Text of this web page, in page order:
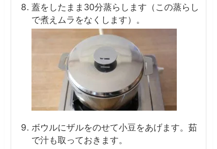
蓋をしたまま30分蒸らします（この蒸らし
で煮えムラをなくします）。
ボウルにザルをのせて小豆をあげます。茹
で汁も取っておきます。